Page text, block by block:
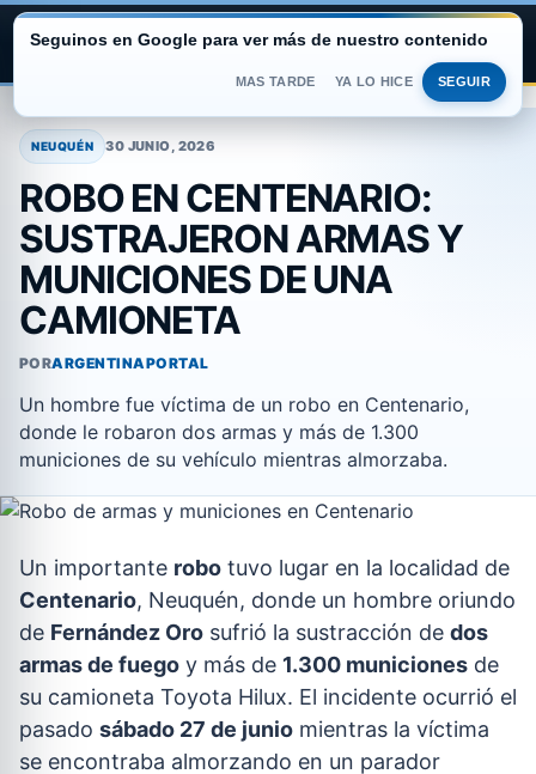
contenido
ARGENTINA PORTAL
NEUQUÉN 30 JUNIO, 2026
ROBO EN CENTENARIO:
SUSTRAJERON ARMAS Y
MUNICIONES DE UNA
CAMIONETA
PORARGENTINAPORTAL
Un hombre fue víctima de un robo en Centenario,
donde le robaron dos armas y más de 1.300
municiones de su vehículo mientras almorzaba.
Un importante robo tuvo lugar en la localidad de
Centenario, Neuquén, donde un hombre oriundo
de Fernández Oro sufrió la sustracción de dos
armas de fuego y más de 1.300 municiones de
su camioneta Toyota Hilux. El incidente ocurrió el
pasado sábado 27 de junio mientras la víctima
se encontraba almorzando en un parador
Seguinos en Google para ver más de nuestro contenido
MAS TARDE YA LO HICE SEGUIR